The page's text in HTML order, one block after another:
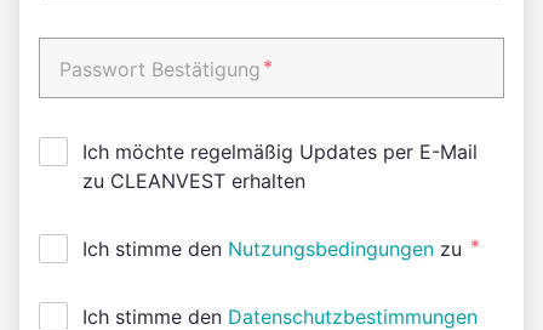
Passwort Bestätigung *
Ich möchte regelmäßig Updates per E-Mail
zu CLEANVEST erhalten
Ich stimme den Nutzungsbedingungen zu *
Ich stimme den Datenschutzbestimmungen